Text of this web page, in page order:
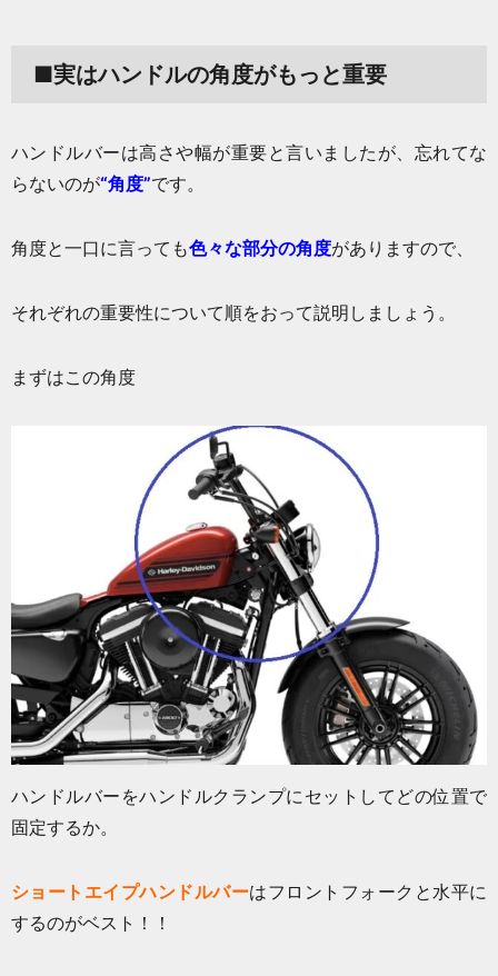
■実はハンドルの角度がもっと重要
ハンドルバーは高さや幅が重要と言いましたが、忘れてな
らないのが“角度”です。
角度と一口に言っても色々な部分の角度がありますので、
それぞれの重要性について順をおって説明しましょう。
まずはこの角度
ハンドルバーをハンドルクランプにセットしてどの位置で
固定するか。
ショートエイプハンドルバーはフロントフォークと水平に
するのがベスト！！